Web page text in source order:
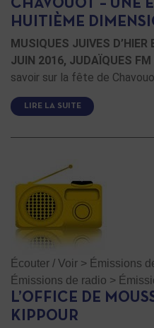
CHAVOUOT – UNE
HUITIÈME
MUSIQUES JUIVES D’HIER
JUIN 2016, JUDAÏQUES
savoir sur la fête de
LIRE LA SUITE
Écouter / Voir > Émissions
Émissions de radio >
L’OFFICE DE
KIPPOUR